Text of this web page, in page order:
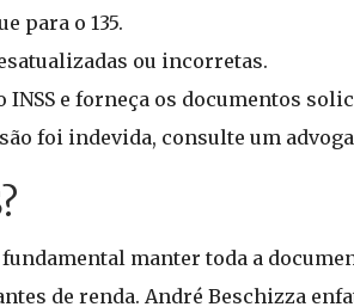
para o 135.
ou incorretas.
INSS e forneça os documentos
foi indevida, consulte um
manter toda a
de renda. André Beschizza